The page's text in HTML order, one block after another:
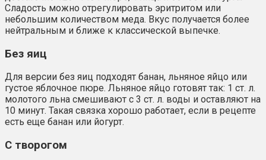
Сладость можно отрегулировать эритритом или
небольшим количеством меда. Вкус получается более
нейтральным и ближе к классической выпечке.
Без яиц
Для версии без яиц подходят банан, льняное яйцо или
густое яблочное пюре. Льняное яйцо готовят так: 1 ст. л.
молотого льна смешивают с 3 ст. л. воды и оставляют на
10 минут. Такая связка хорошо работает, если в рецепте
есть еще банан или йогурт.
С творогом